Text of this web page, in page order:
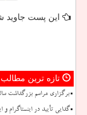
این پست جاوید
تازه ترین
برگزاری مراسم بزرگداشت
گدایی تأیید در